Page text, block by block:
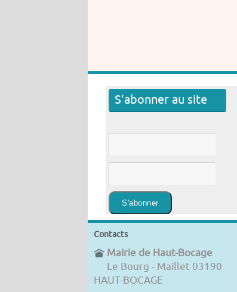
S’abonner au site
Contacts
Mairie de Haut-Bocage
Le Bourg - Maillet 03190
HAUT-BOCAGE